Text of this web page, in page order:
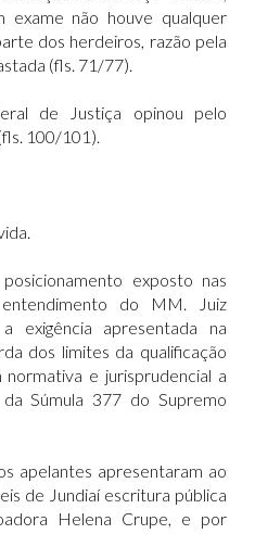
não houve qualquer
dos herdeiros, razão pela
(fls. 71/77).
de Justiça opinou pelo
100/101).
exposto nas
do MM. Juiz
exigência apresentada na
dos limites da qualificação
e jurisprudencial a
Súmula 377 do Supremo
apelantes apresentaram ao
de Jundiaí escritura pública
Helena Crupe, e por